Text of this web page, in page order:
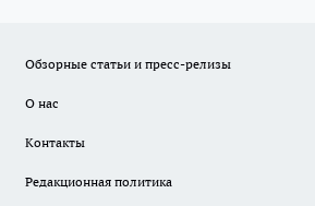
Обзорные статьи и пресс-релизы
О нас
Контакты
Редакционная политика